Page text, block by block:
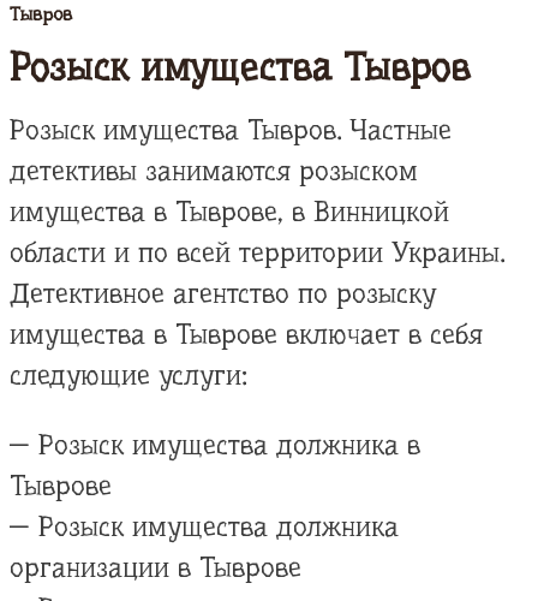
Тывров
Розыск имущества Тывров
Розыск имущества Тывров. Частные
детективы занимаются розыском
имущества в Тыврове, в Винницкой
области и по всей территории Украины.
Детективное агентство по розыску
имущества в Тыврове включает в себя
следующие услуги:
— Розыск имущества должника в
Тыврове
— Розыск имущества должника
организации в Тыврове